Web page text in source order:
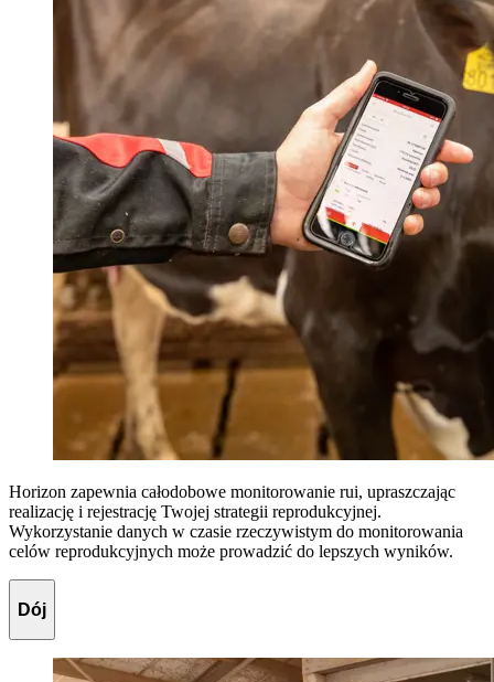
Horizon zapewnia całodobowe monitorowanie rui, upraszczając
realizację i rejestrację Twojej strategii reprodukcyjnej.
Wykorzystanie danych w czasie rzeczywistym do monitorowania
celów reprodukcyjnych może prowadzić do lepszych wyników.
Dój